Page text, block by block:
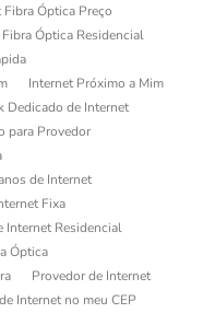
Fibra Óptica Preço
Óptica Residencial
Internet Próximo a Mim
Dedicado de Internet
para Provedor
de Internet
Fixa
Internet Residencial
Óptica
Provedor de Internet
Internet no meu CEP